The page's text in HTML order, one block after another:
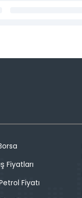
Fiyatları
Fiyatı